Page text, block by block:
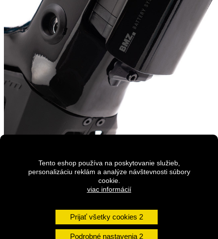
Tento eshop používa na poskytovanie služieb,
personalizáciu reklám a analýze návštevnosti súbory
cookie.
viac informácií
Prijať všetky cookies
Podrobné nastavenia
tvar – to je len zlomok z predností BMZ V10 od renomovaného
nemeckého výrobcu. Pomer kapacity 820Wh (22,8 Ah) a
neuveriteľnej hmotnosti iba 3,9kg je bez pochýb jedným
z najlepších na trhu. Batéria je schopná dojazdu až 170km na
rýchlonabíjačke je už len čerešnička na torte.